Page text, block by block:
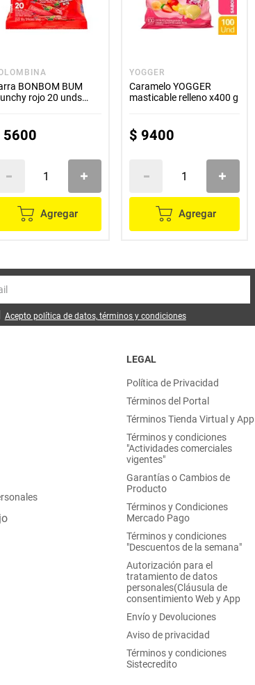
BONBOM BUM
rojo 20 unds
5600
Agregar
YOGGER
Caramelo YOGGER
masticable relleno x400 g
$ 9400
Agregar
Acepto política de datos, términos y condiciones
LEGAL
Política de Privacidad
Términos del Portal
Términos Tienda Virtual y App
Términos y condiciones
"Actividades comerciales
vigentes"
Garantías o Cambios de
Producto
Términos y Condiciones
Mercado Pago
Términos y condiciones
"Descuentos de la semana"
Autorización para el
tratamiento de datos
personales(Cláusula de
consentimiento Web y App
Envío y Devoluciones
Aviso de privacidad
Términos y condiciones
Sistecredito